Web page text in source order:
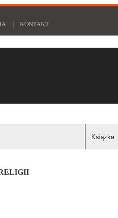
KONTAKT